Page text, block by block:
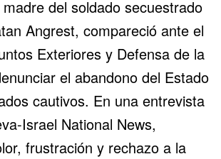
del soldado secuestrado
Angrest, compareció ante el
Exteriores y Defensa de la
el abandono del Estado
cautivos. En una entrevista
Israel National News,
frustración y rechazo a la